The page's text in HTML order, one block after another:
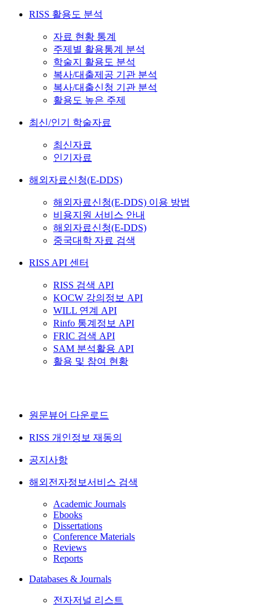
RISS 활용도 분석
자료 현황 통계
주제별 활용통계 분석
학술지 활용도 분석
복사/대출제공 기관 분석
복사/대출신청 기관 분석
활용도 높은 주제
최신/인기 학술자료
최신자료
인기자료
해외자료신청(E-DDS)
해외자료신청(E-DDS) 이용 방법
비용지원 서비스 안내
해외자료신청(E-DDS)
중국대학 자료 검색
RISS API 센터
RISS 검색 API
KOCW 강의정보 API
WILL 연계 API
Rinfo 통계정보 API
FRIC 검색 API
SAM 분석활용 API
활용 및 참여 현황
원문뷰어 다운로드
RISS 개인정보 재동의
공지사항
해외전자정보서비스 검색
Academic Journals
Ebooks
Dissertations
Conference Materials
Reviews
Reports
Databases & Journals
전자저널 리스트